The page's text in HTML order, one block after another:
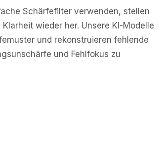
Schärfefilter verwenden, stellen
wieder her. Unsere KI-Modelle
und rekonstruieren fehlende
und Fehlfokus zu